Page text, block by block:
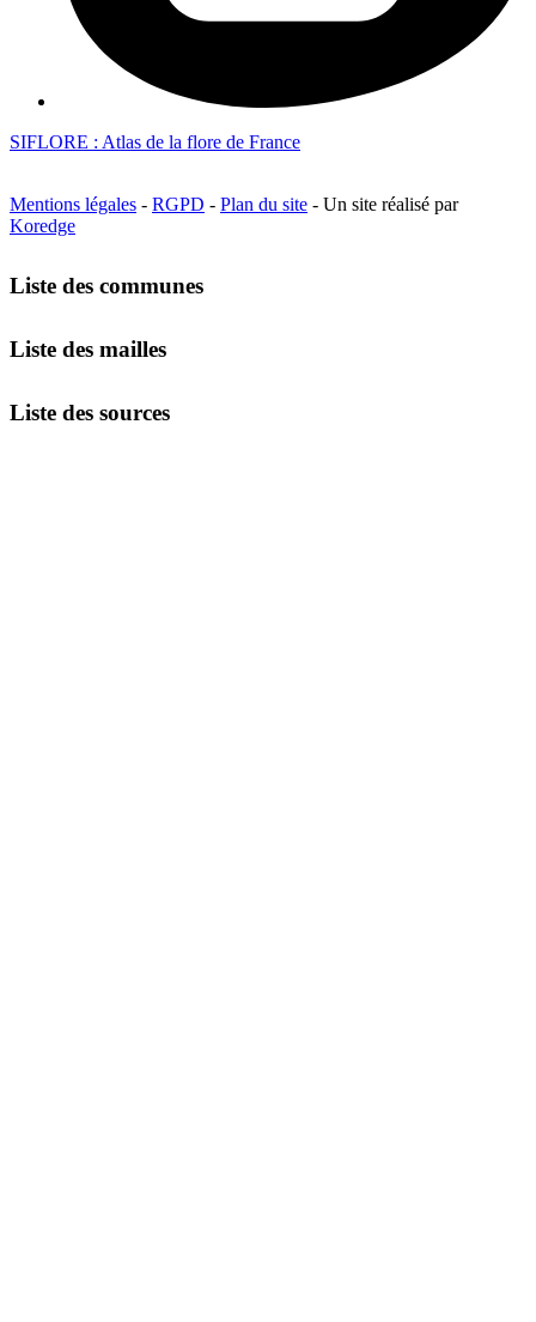
SIFLORE : Atlas de la flore de France
Mentions légales - RGPD - Plan du site - Un site réalisé par
Koredge
Liste des communes
Liste des mailles
Liste des sources